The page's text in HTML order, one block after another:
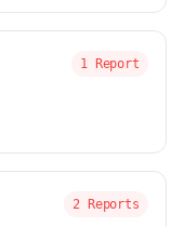
1 Report
2 Reports